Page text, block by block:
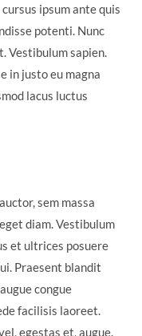
ipsum ante quis
potenti. Nunc
Vestibulum sapien.
in justo eu magna
lacus luctus
sem massa
diam. Vestibulum
et ultrices posuere
Praesent blandit
congue
facilisis laoreet.
egestas et, augue.